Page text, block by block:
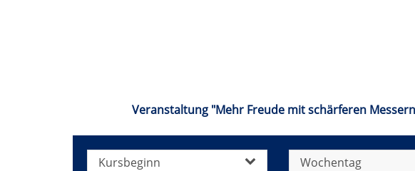
Veranstaltung "Mehr Freude mit schärferen
Kursbeginn Wochentag